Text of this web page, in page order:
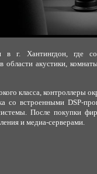
в г. Хантингдон, где
акустики,
класса, контроллеры
со встроенными DSP-
После покупки
и медиа-серверами.